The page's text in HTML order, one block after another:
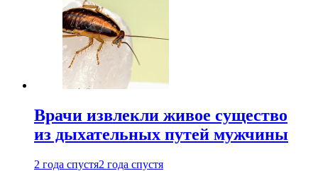
Врачи извлекли живое существо
из дыхательных путей мужчины
2 года спустя2 года спустя